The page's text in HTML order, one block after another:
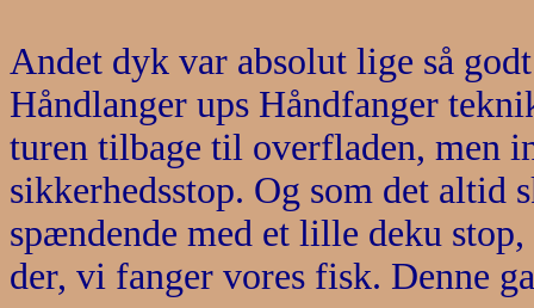
Andet dyk var absolut lige så
Håndlanger ups Håndfanger
turen tilbage til overfladen, men
sikkerhedsstop. Og som det
spændende med et lille deku
der, vi fanger vores fisk. Denne